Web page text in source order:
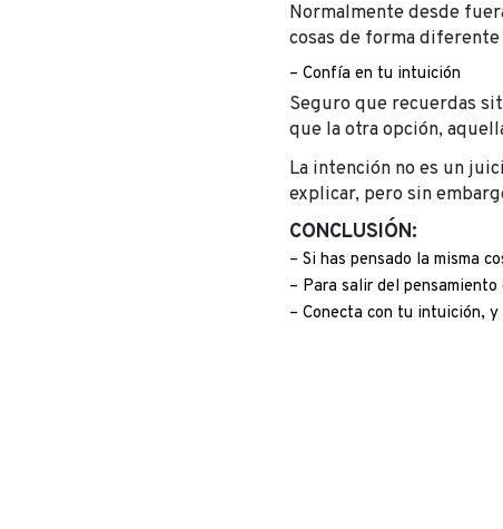
Normalmente desde
cosas de forma diferente
– Confía en tu intuición
Seguro que recuerdas
que la otra opción,
La intención no es un
explicar, pero sin
CONCLUSIÓN:
– Si has pensado la misma
– Para salir del
– Conecta con tu intuición, y